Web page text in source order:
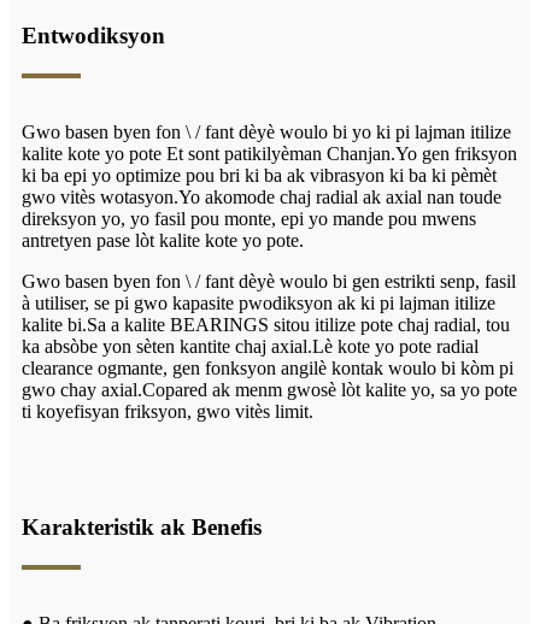
Entwodiksyon
Gwo basen byen fon \ / fant dèyè woulo bi yo ki pi lajman itilize
kalite kote yo pote Et sont patikilyèman Chanjan.Yo gen friksyon
ki ba epi yo optimize pou bri ki ba ak vibrasyon ki ba ki pèmèt
gwo vitès wotasyon.Yo akomode chaj radial ak axial nan toude
direksyon yo, yo fasil pou monte, epi yo mande pou mwens
antretyen pase lòt kalite kote yo pote.
Gwo basen byen fon \ / fant dèyè woulo bi gen estrikti senp, fasil
à utiliser, se pi gwo kapasite pwodiksyon ak ki pi lajman itilize
kalite bi.Sa a kalite BEARINGS sitou itilize pote chaj radial, tou
ka absòbe yon sèten kantite chaj axial.Lè kote yo pote radial
clearance ogmante, gen fonksyon angilè kontak woulo bi kòm pi
gwo chay axial.Copared ak menm gwosè lòt kalite yo, sa yo pote
ti koyefisyan friksyon, gwo vitès limit.
Karakteristik ak Benefis